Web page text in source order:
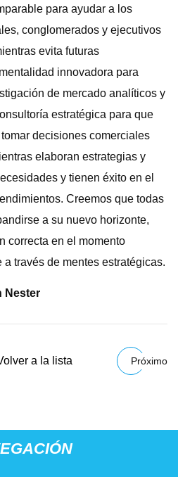
para ayudar a los
conglomerados y ejecutivos
evita futuras
innovadora para
de mercado analíticos y
estratégica para que
decisiones comerciales
elaboran estrategias y
y tienen éxito en el
Creemos que todas
a su nuevo horizonte,
correcta en el momento
través de mentes estratégicas.
Nester
a la lista Próximo